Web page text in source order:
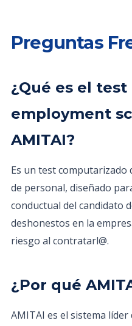
Preguntas
¿Qué es el test
employment
AMITAI?
Es un test computarizado
de personal, diseñado
conductual del candidato
deshonestos en la
riesgo al contratarl@.
¿Por qué
AMITAI es el sistema líder